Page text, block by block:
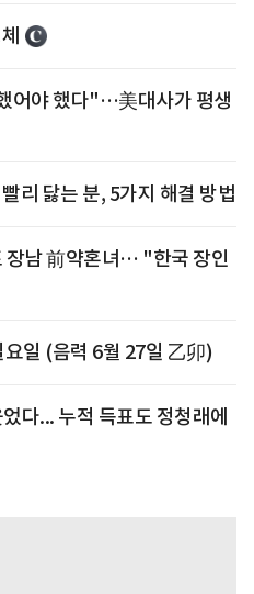
어야 했다"…美대사가 평생
리 닳는 분, 5가지 해결 방법
장남 前약혼녀… "한국 장인
일 (음력 6월 27일 乙卯)
다... 누적 득표도 정청래에